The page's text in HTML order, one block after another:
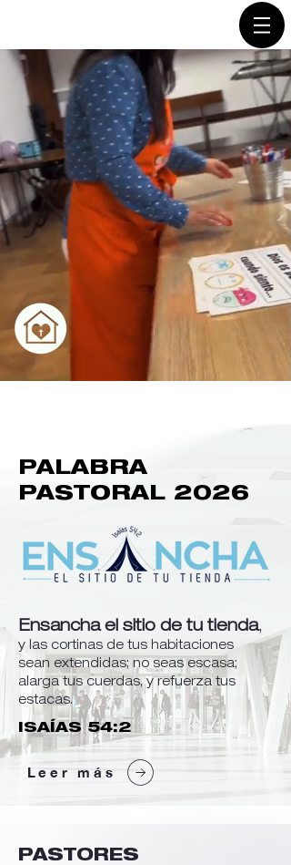
PALABRA
PASTORAL 2026
Ensancha el sitio de tu tienda,
y las cortinas de tus habitaciones
sean extendidas; no seas escasa;
alarga tus cuerdas, y refuerza tus
estacas.
ISAÍAS 54:2
Leer más
PASTORES